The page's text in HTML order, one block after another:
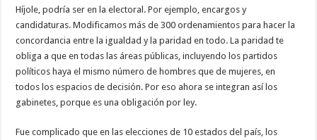
Híjole, podría ser en la electoral. Por ejemplo, encargos y
candidaturas. Modificamos más de 300 ordenamientos para hacer la
concordancia entre la igualdad y la paridad en todo. La paridad te
obliga a que en todas las áreas públicas, incluyendo los partidos
políticos haya el mismo número de hombres que de mujeres, en
todos los espacios de decisión. Por eso ahora se integran así los
gabinetes, porque es una obligación por ley.
Fue complicado que en las elecciones de 10 estados del país, los